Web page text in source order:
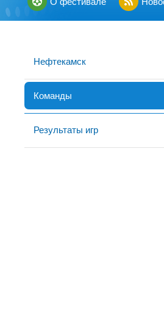
Нефтекамск
Команды
Результаты игр